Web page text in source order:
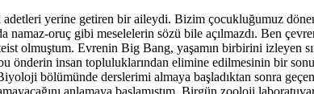
yerine getiren bir aileydi. Bizim çocukluğumuz
oruç gibi meselelerin sözü bile açılmazdı. Ben
olmuştum. Evrenin Big Bang, yaşamın birbirini izleyen
önderin insan topluluklarından elimine edilmesinin bir
bölümünde derslerimi almaya başladıktan sonra